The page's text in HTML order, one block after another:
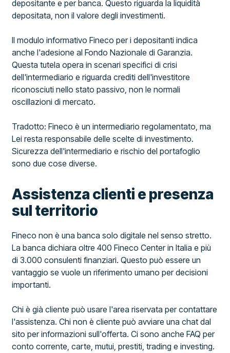
depositante e per banca. Questo riguarda la liquidità
depositata, non il valore degli investimenti.
Il modulo informativo Fineco per i depositanti indica
anche l'adesione al Fondo Nazionale di Garanzia.
Questa tutela opera in scenari specifici di crisi
dell'intermediario e riguarda crediti dell'investitore
riconosciuti nello stato passivo, non le normali
oscillazioni di mercato.
Tradotto: Fineco è un intermediario regolamentato, ma
Lei resta responsabile delle scelte di investimento.
Sicurezza dell'intermediario e rischio del portafoglio
sono due cose diverse.
Assistenza clienti e presenza
sul territorio
Fineco non è una banca solo digitale nel senso stretto.
La banca dichiara oltre 400 Fineco Center in Italia e più
di 3.000 consulenti finanziari. Questo può essere un
vantaggio se vuole un riferimento umano per decisioni
importanti.
Chi è già cliente può usare l'area riservata per contattare
l'assistenza. Chi non è cliente può avviare una chat dal
sito per informazioni sull'offerta. Ci sono anche FAQ per
conto corrente, carte, mutui, prestiti, trading e investing.